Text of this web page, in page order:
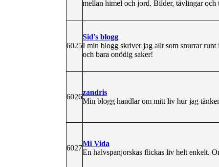
mellan himel och jord. Bilder, tävlingar och
6025
Sid's blogg
I min blogg skriver jag allt som snurrar
och bara onödig saker!
6026
zandris
Min blogg handlar om mitt liv hur jag
6027
Mi Vida
En halvspanjorskas flickas liv helt enkelt.